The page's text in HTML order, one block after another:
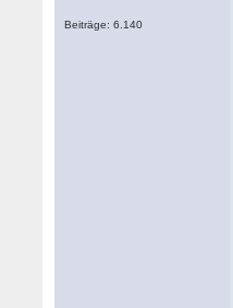
Beiträge: 6.140